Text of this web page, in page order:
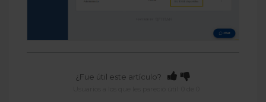
¿Fue útil este artículo?